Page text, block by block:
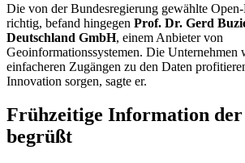
Die von der Bundesregierung gewählte
richtig, befand hingegen Prof. Dr. Gerd
Deutschland GmbH, einem Anbieter von
Geoinformationssystemen. Die Unternehmen
einfacheren Zugängen zu den Daten
Innovation sorgen, sagte er.
Frühzeitige Information
begrüßt